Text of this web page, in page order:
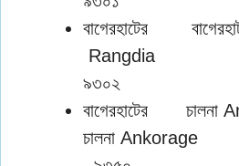
বাগেরহাটের
৯৩০২
বাগেরহাটের
চালনা